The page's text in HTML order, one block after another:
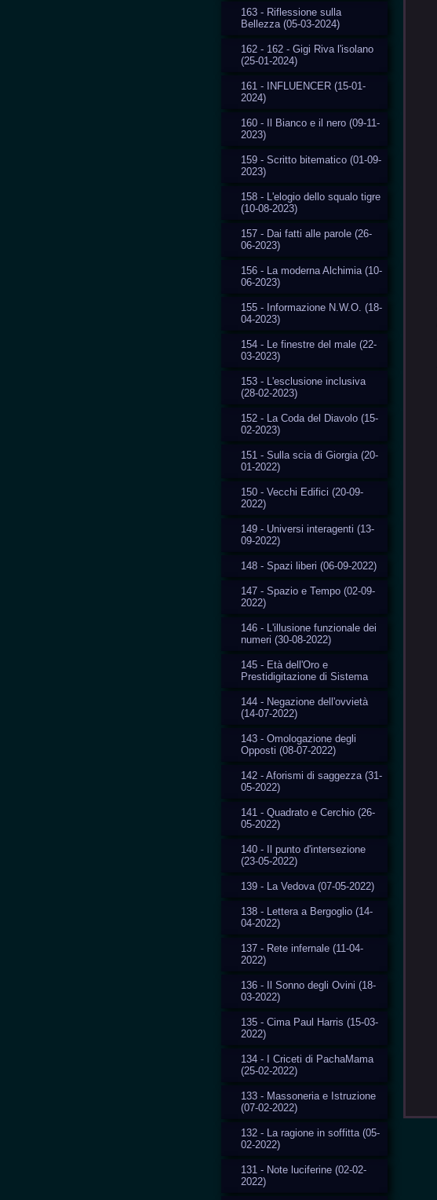
163 - Riflessione sulla
Bellezza (05-03-2024)
162 - 162 - Gigi Riva l'isolano
(25-01-2024)
161 - INFLUENCER (15-01-
2024)
160 - Il Bianco e il nero (09-11-
2023)
159 - Scritto bitematico (01-09-
2023)
158 - L'elogio dello squalo tigre
(10-08-2023)
157 - Dai fatti alle parole (26-
06-2023)
156 - La moderna Alchimia (10-
06-2023)
155 - Informazione N.W.O. (18-
04-2023)
154 - Le finestre del male (22-
03-2023)
153 - L'esclusione inclusiva
(28-02-2023)
152 - La Coda del Diavolo (15-
02-2023)
151 - Sulla scia di Giorgia (20-
01-2022)
150 - Vecchi Edifici (20-09-
2022)
149 - Universi interagenti (13-
09-2022)
148 - Spazi liberi (06-09-2022)
147 - Spazio e Tempo (02-09-
2022)
146 - L'illusione funzionale dei
numeri (30-08-2022)
145 - Età dell'Oro e
Prestidigitazione di Sistema
144 - Negazione dell'ovvietà
(14-07-2022)
143 - Omologazione degli
Opposti (08-07-2022)
142 - Aforismi di saggezza (31-
05-2022)
141 - Quadrato e Cerchio (26-
05-2022)
140 - Il punto d'intersezione
(23-05-2022)
139 - La Vedova (07-05-2022)
138 - Lettera a Bergoglio (14-
04-2022)
137 - Rete infernale (11-04-
2022)
136 - Il Sonno degli Ovini (18-
03-2022)
135 - Cima Paul Harris (15-03-
2022)
134 - I Criceti di PachaMama
(25-02-2022)
133 - Massoneria e Istruzione
(07-02-2022)
132 - La ragione in soffitta (05-
02-2022)
131 - Note luciferine (02-02-
2022)